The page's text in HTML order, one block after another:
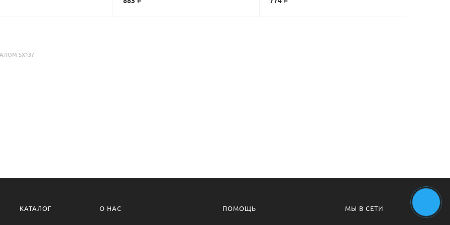
DECOFIX PRO
SX137
КАТАЛОГ О НАС ПОМОЩЬ МЫ В СЕТИ